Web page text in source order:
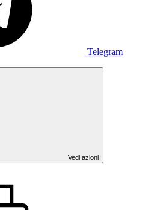
Telegram
Vedi azioni